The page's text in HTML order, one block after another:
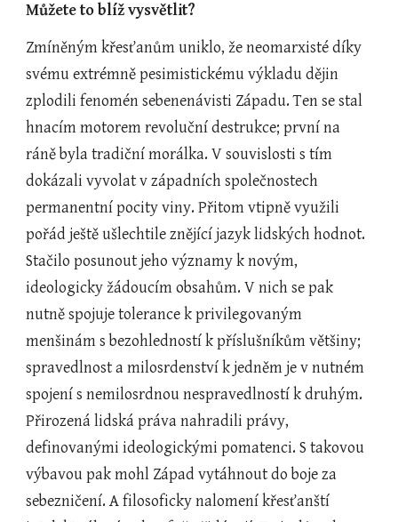
Můžete to blíž vysvětlit?
Zmíněným křesťanům uniklo, že neomarxisté díky
svému extrémně pesimistickému výkladu dějin
zplodili fenomén sebenenávisti Západu. Ten se stal
hnacím motorem revoluční destrukce; první na
ráně byla tradiční morálka. V souvislosti s tím
dokázali vyvolat v západních společnostech
permanentní pocity viny. Přitom vtipně využili
pořád ještě ušlechtile znějící jazyk lidských hodnot.
Stačilo posunout jeho významy k novým,
ideologicky žádoucím obsahům. V nich se pak
nutně spojuje tolerance k privilegovaným
menšinám s bezohledností k příslušníkům většiny;
spravedlnost a milosrdenství k jedněm je v nutném
spojení s nemilosrdnou nespravedlností k druhým.
Přirozená lidská práva nahradili právy,
definovanými ideologickými pomatenci. S takovou
výbavou pak mohl Západ vytáhnout do boje za
sebezničení. A filosoficky nalomení křesťanští